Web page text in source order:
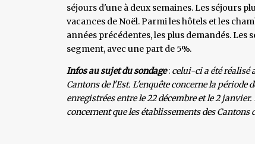
séjours d'une à deux semaines. Les séjours
vacances de Noël. Parmi les hôtels et les
années précédentes, les plus demandés.
segment, avec une part de 5%.
Infos au sujet du sondage: celui-ci a été réalisé
Cantons de l'Est. L'enquête concerne la période
enregistrées entre le 22 décembre et le 2
concernent que les établissements des